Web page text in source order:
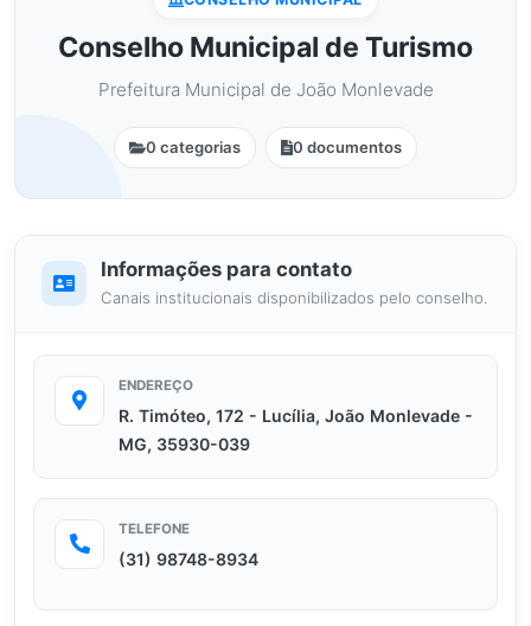
Conselho Municipal de Turismo
Prefeitura Municipal de João Monlevade
0 categorias 0 documentos
Informações para contato
Canais institucionais disponibilizados pelo conselho.
ENDEREÇO
R. Timóteo, 172 - Lucília, João Monlevade -
MG, 35930-039
TELEFONE
(31) 98748-8934